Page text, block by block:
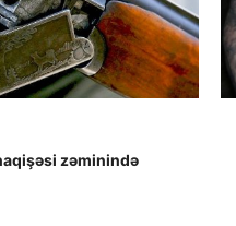
zəminində